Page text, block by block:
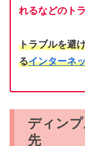
れるなどのト
トラブルを避
るインターネ
ディン
先